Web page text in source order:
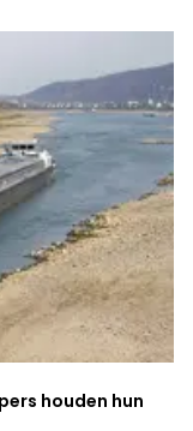
houden hun